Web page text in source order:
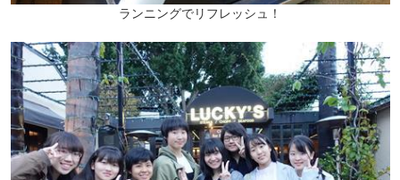
ランニングでリフレッシュ！